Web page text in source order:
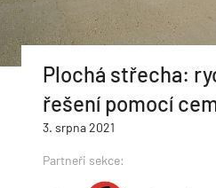
Plochá střecha:
řešení pomocí
3. srpna 2021
Partneři sekce: